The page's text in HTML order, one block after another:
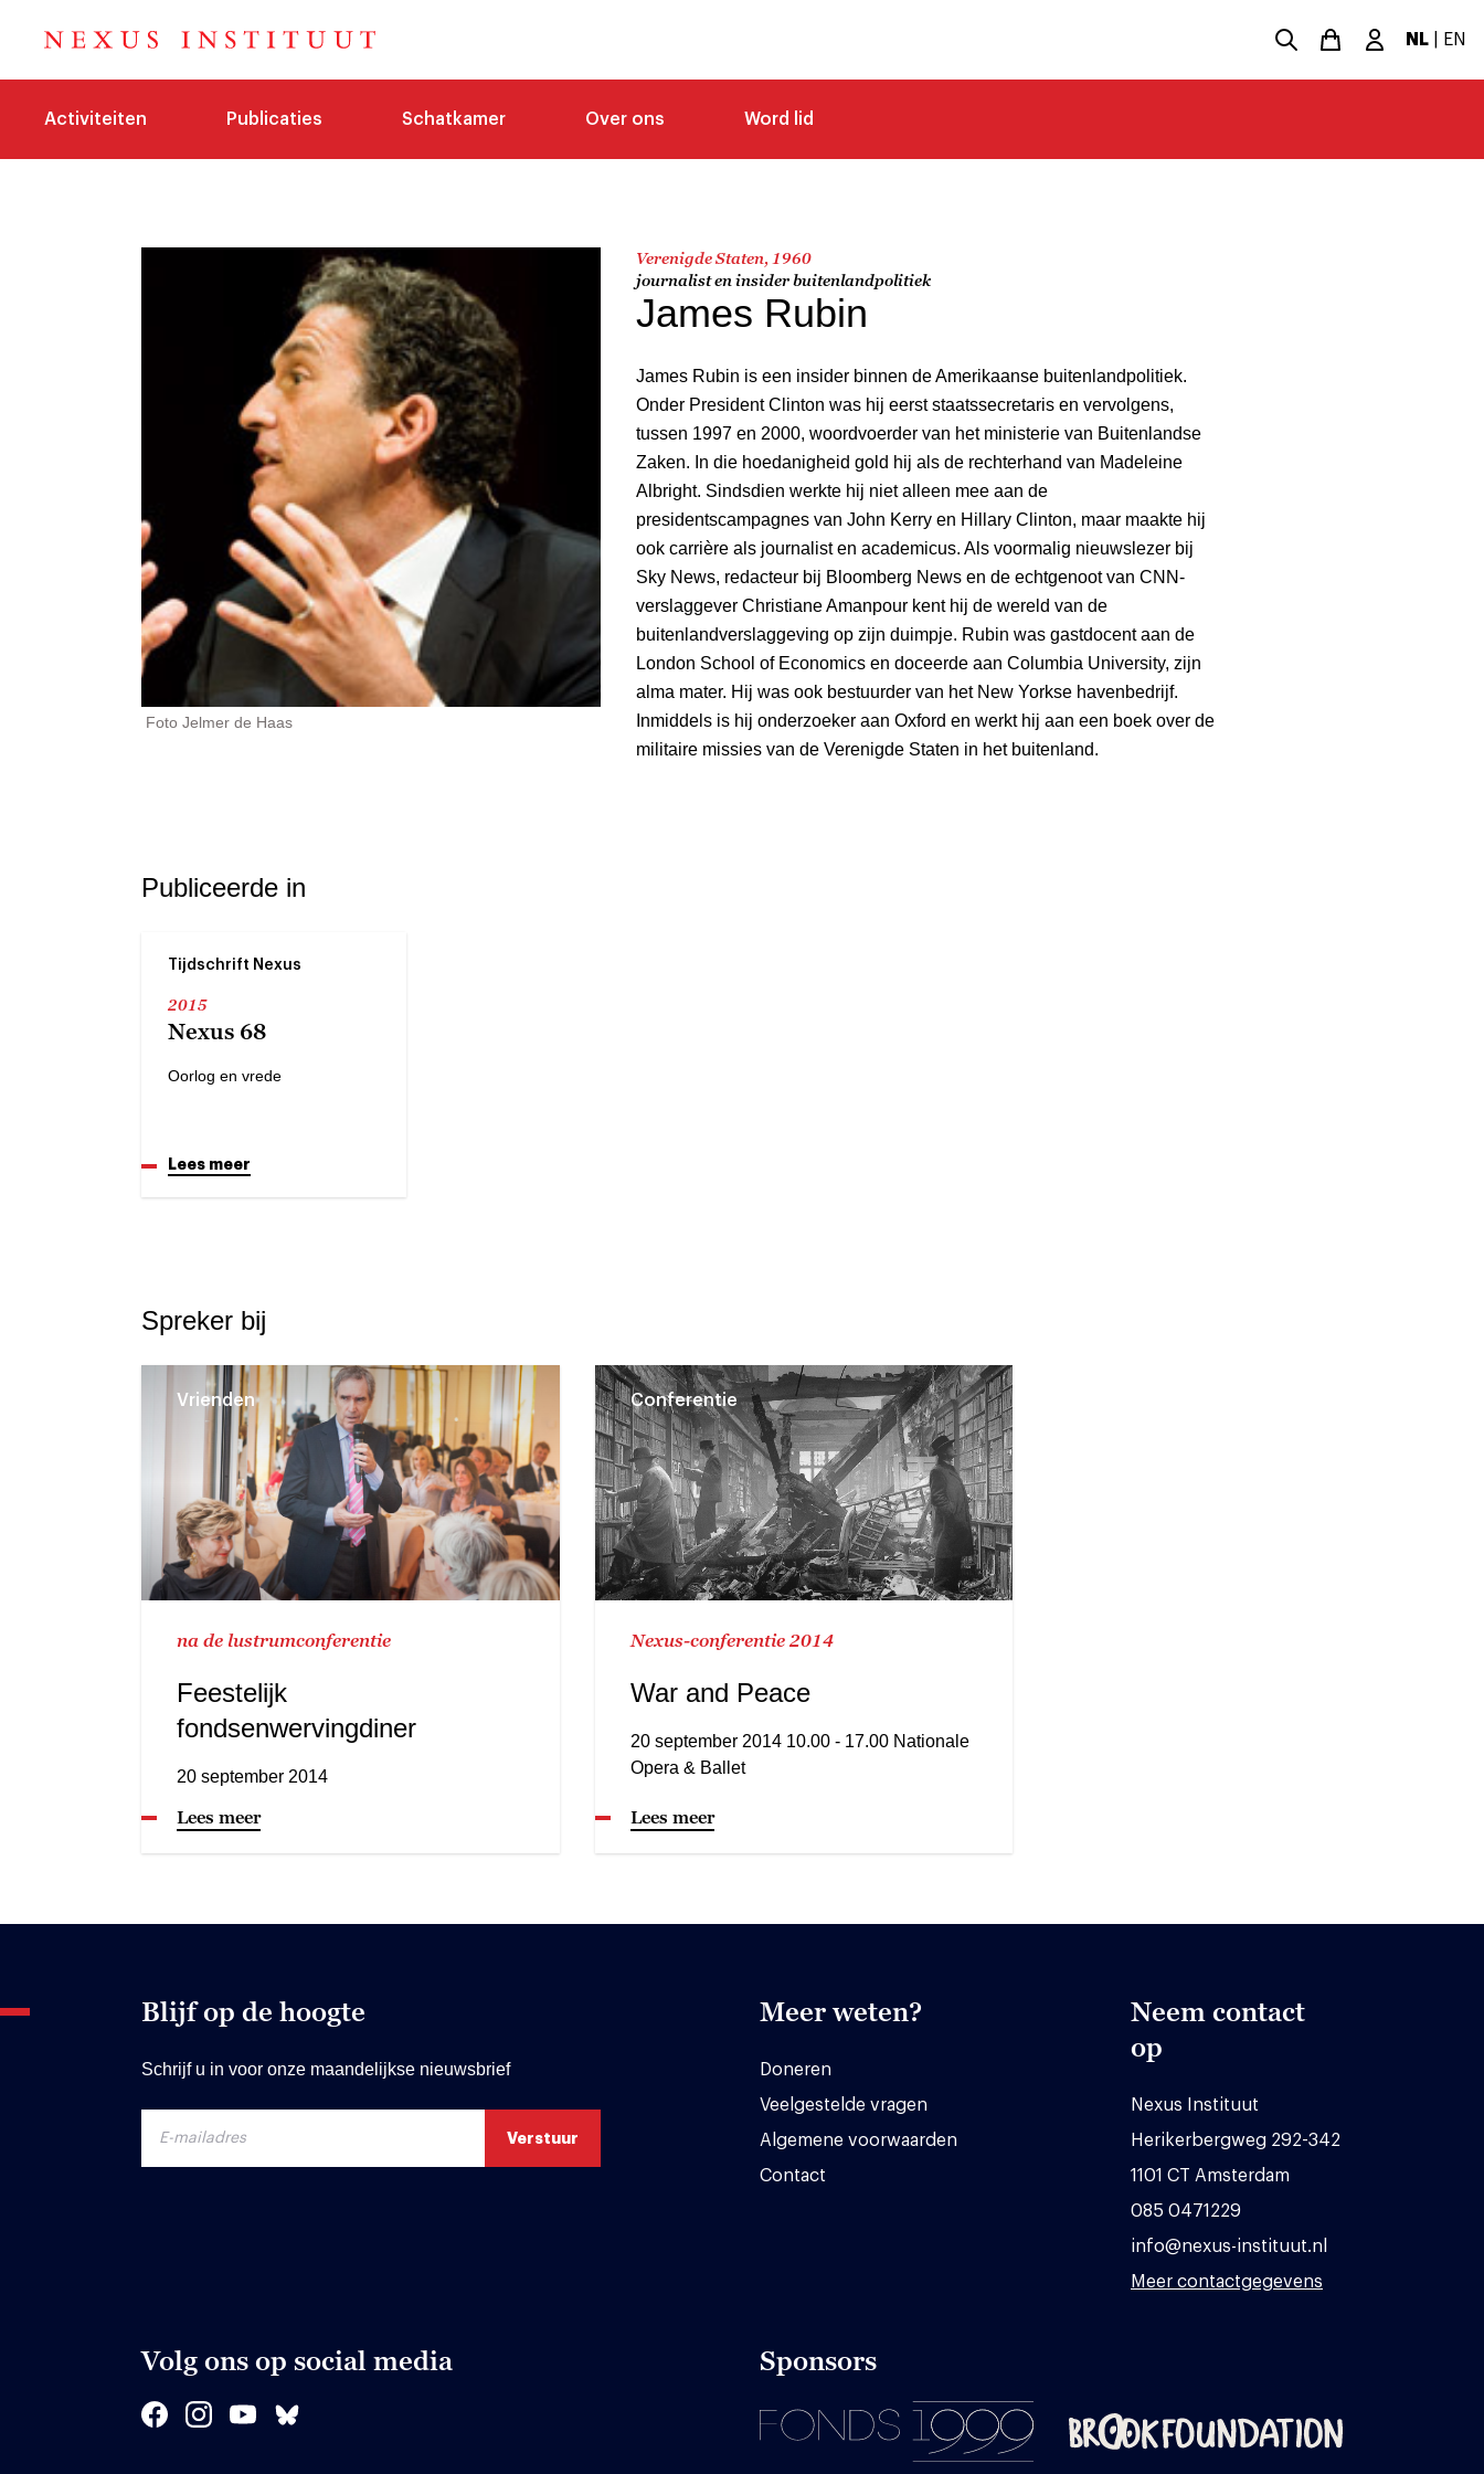
NL EN
Activiteiten Publicaties Schatkamer Over ons Word lid
Foto Jelmer de Haas
Verenigde Staten, 1960
journalist en insider buitenlandpolitiek
James Rubin
James Rubin is een insider binnen de Amerikaanse buitenlandpolitiek.
Onder President Clinton was hij eerst staatssecretaris en vervolgens,
tussen 1997 en 2000, woordvoerder van het ministerie van Buitenlandse
Zaken. In die hoedanigheid gold hij als de rechterhand van Madeleine
Albright. Sindsdien werkte hij niet alleen mee aan de
presidentscampagnes van John Kerry en Hillary Clinton, maar maakte hij
ook carrière als journalist en academicus. Als voormalig nieuwslezer bij
Sky News, redacteur bij Bloomberg News en de echtgenoot van CNN-
verslaggever Christiane Amanpour kent hij de wereld van de
buitenlandverslaggeving op zijn duimpje. Rubin was gastdocent aan de
London School of Economics en doceerde aan Columbia University, zijn
alma mater. Hij was ook bestuurder van het New Yorkse havenbedrijf.
Inmiddels is hij onderzoeker aan Oxford en werkt hij aan een boek over de
militaire missies van de Verenigde Staten in het buitenland.
Publiceerde in
Tijdschrift Nexus
2015
Nexus 68
Oorlog en vrede
Lees meer
Spreker bij
Vrienden
na de lustrumconferentie
Feestelijk
fondsenwervingdiner
20 september 2014
Lees meer
Conferentie
Nexus-conferentie 2014
War and Peace
20 september 2014 10.00 - 17.00 Nationale
Opera & Ballet
Lees meer
Blijf op de hoogte
Schrijf u in voor onze maandelijkse nieuwsbrief
Meer weten?
Doneren
Veelgestelde vragen
Algemene voorwaarden
Contact
Neem contact
op
Nexus Instituut
Herikerbergweg 292-342
1101 CT Amsterdam
085 0471229
info@nexus-instituut.nl
Meer contactgegevens
Volg ons op social media Sponsors